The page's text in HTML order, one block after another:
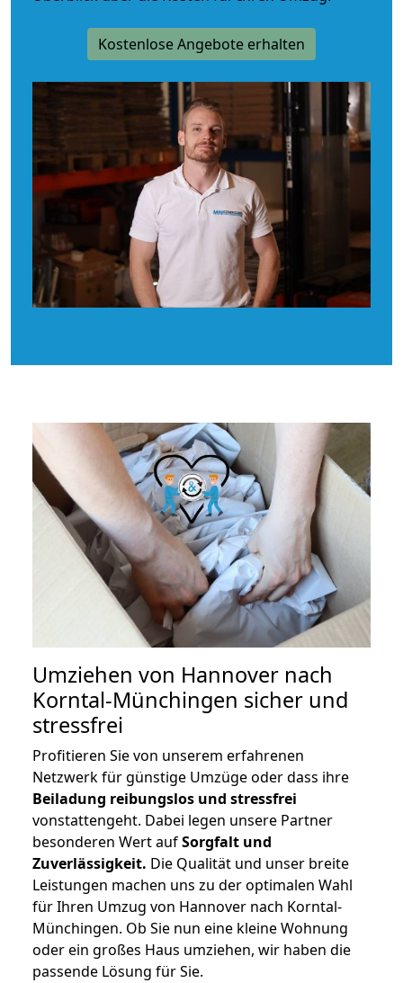
Kostenlose Angebote erhalten
Umziehen von Hannover nach
Korntal-Münchingen sicher und
stressfrei
Profitieren Sie von unserem erfahrenen
Netzwerk für günstige Umzüge oder dass ihre
Beiladung reibungslos und stressfrei
vonstattengeht. Dabei legen unsere Partner
besonderen Wert aufSorgfalt und
Zuverlässigkeit. Die Qualität und unser breite
Leistungen machen uns zu der optimalen Wahl
für Ihren Umzug von Hannover nach Korntal-
Münchingen. Ob Sie nun eine kleine Wohnung
oder ein großes Haus umziehen, wir haben die
passende Lösung für Sie.